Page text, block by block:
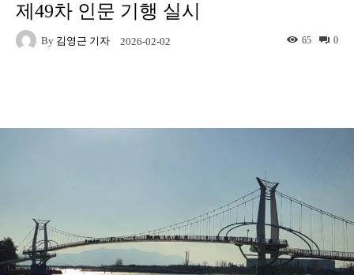
제49차 인문 기행 실시
By 김영근 기자 2026-02-02 0
65